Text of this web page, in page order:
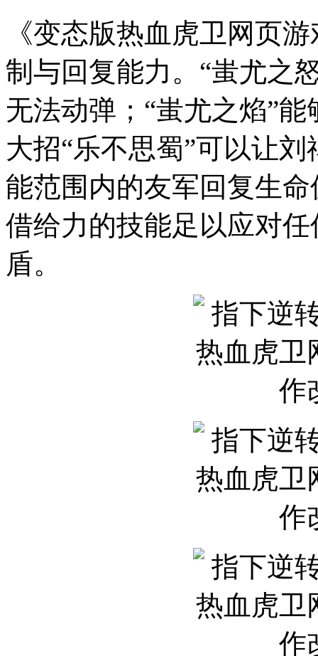
《变态版热血虎卫网页
制与回复能力。“蚩尤之
无法动弹；“蚩尤之焰”
大招“乐不思蜀”可以让
能范围内的友军回复生
借给力的技能足以应对
盾。